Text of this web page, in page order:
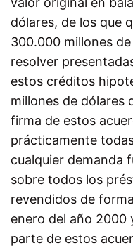
dólares, de los que
300.000 millones
resolver
estos créditos
millones de dólares
firma de estos
prácticamente
cualquier demanda
sobre todos los
revendidos de
enero del año 2000
parte de estos